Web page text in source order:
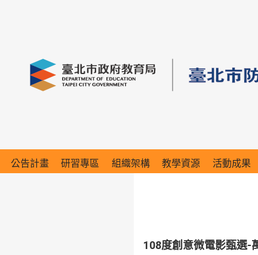
公告計畫 研習專區 組織架構 教學資源 活動成果
108度創意微電影甄選-